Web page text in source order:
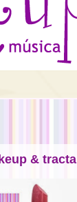
& tracta